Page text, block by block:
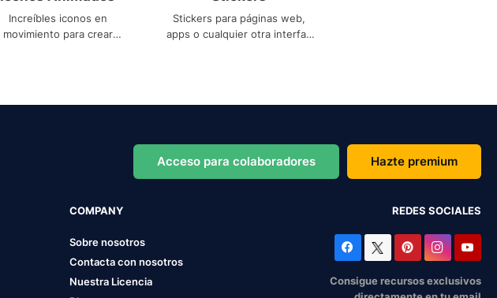
Increíbles iconos en
movimiento para crear
Stickers para páginas web,
apps o cualquier otra interfaz
Acceso para colaboradores Hazte premium
COMPANY
Sobre nosotros
Contacta con nosotros
Nuestra Licencia
REDES SOCIALES
Consigue recursos exclusivos